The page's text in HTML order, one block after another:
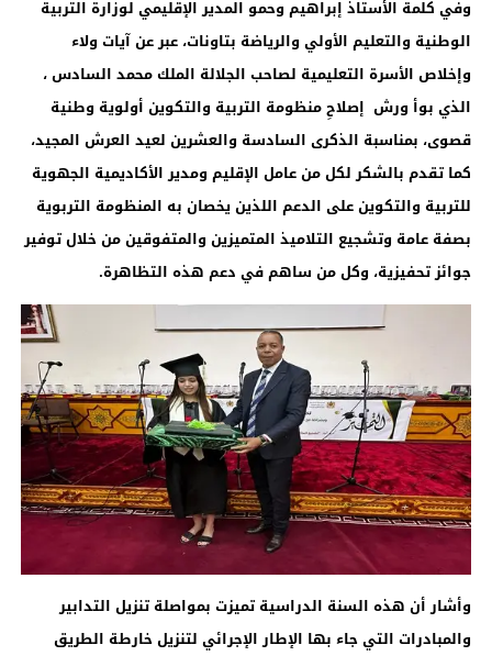
وفي كلمة الأستاذ إبراهيم وحمو المدير الإقليمي لوزارة التربية
الوطنية والتعليم الأولي والرياضة بتاونات، عبر عن آيات ولاء
وإخلاص الأسرة التعليمية لصاحب الجلالة الملك محمد السادس ،
الذي بوأ ورش إصلاحِ منظومة التربية والتكوين أولوية وطنية
قصوى، بمناسبة الذكرى السادسة والعشرين لعيد العرش المجيد،
كما تقدم بالشكر لكل من عامل الإقليم ومدير الأكاديمية الجهوية
للتربية والتكوين على الدعم اللذين يخصان به المنظومة التربوية
بصفة عامة وتشجيع التلاميذ المتميزين والمتفوقين من خلال توفير
جوائز تحفيزية، وكل من ساهم في دعم هذه التظاهرة.
وأشار أن هذه السنة الدراسية تميزت بمواصلة تنزيل التدابير
والمبادرات التي جاء بها الإطار الإجرائي لتنزيل خارطة الطريق